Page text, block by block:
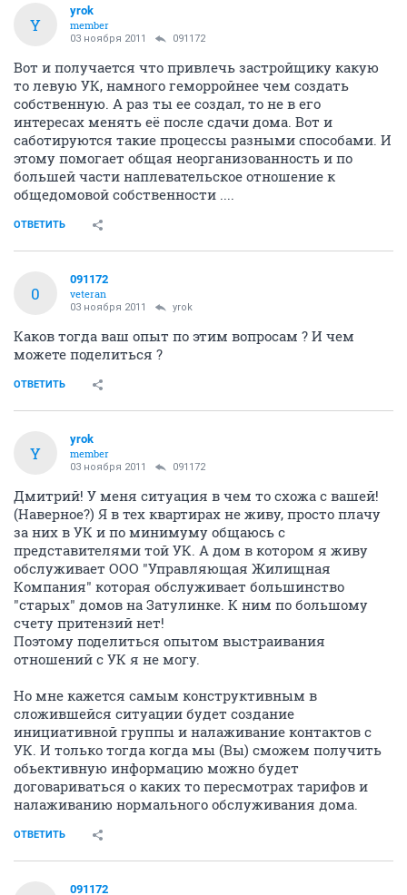
Y
yrok
member
03 ноября 2011 091172
Вот и получается что привлечь застройщику какую
то левую УК, намного геморройнее чем создать
собственную. А раз ты ее создал, то не в его
интересах менять её после сдачи дома. Вот и
саботируются такие процессы разными способами. И
этому помогает общая неорганизованность и по
большей части наплевательское отношение к
общедомовой собственности ....
ОТВЕТИТЬ
0
091172
veteran
03 ноября 2011 yrok
Каков тогда ваш опыт по этим вопросам ? И чем
можете поделиться ?
ОТВЕТИТЬ
Y
yrok
member
03 ноября 2011 091172
Дмитрий! У меня ситуация в чем то схожа с вашей!
(Наверное?) Я в тех квартирах не живу, просто плачу
за них в УК и по минимуму общаюсь с
представителями той УК. А дом в котором я живу
обслуживает ООО "Управляющая Жилищная
Компания" которая обслуживает большинство
"старых" домов на Затулинке. К ним по большому
счету притензий нет!
Поэтому поделиться опытом выстраивания
отношений с УК я не могу.
Но мне кажется самым конструктивным в
сложившейся ситуации будет создание
инициативной группы и налаживание контактов с
УК. И только тогда когда мы (Вы) сможем получить
обьективную информацию можно будет
договариваться о каких то пересмотрах тарифов и
налаживанию нормального обслуживания дома.
ОТВЕТИТЬ
091172